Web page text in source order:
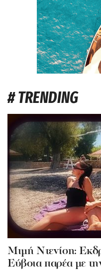
# TRENDING
Mιμή Ντενίση:
Εύβοια παρέα με